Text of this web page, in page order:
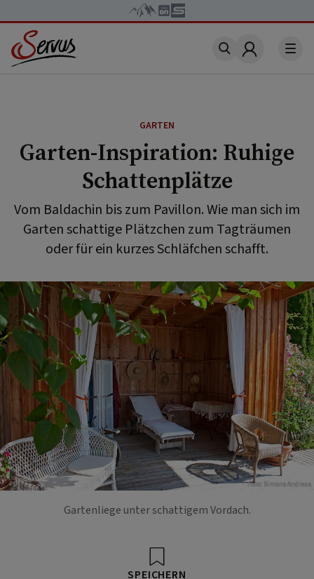
Account
GARTEN
Garten-Inspiration: Ruhige
Schattenplätze
Vom Baldachin bis zum Pavillon. Wie man sich im
Garten schattige Plätzchen zum Tagträumen
oder für ein kurzes Schläfchen schafft.
Foto: Simone Andress
Gartenliege unter schattigem Vordach.
SPEICHERN